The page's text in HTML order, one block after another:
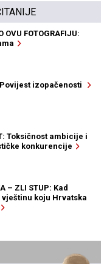
OVU FOTOGRAFIJU:
Povijest izopačenosti
Toksičnost ambicije i
konkurencije
– ZLI STUP: Kad
koju Hrvatska